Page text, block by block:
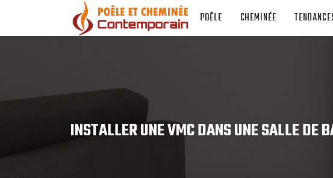
POÊLE CHEMINÉE
INSTALLER UNE VMC DANS UNE SALLE DE